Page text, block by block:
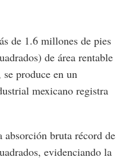
de 1.6 millones de pies
de área rentable
produce en un
mexicano registra
absorción bruta récord de
evidenciando la